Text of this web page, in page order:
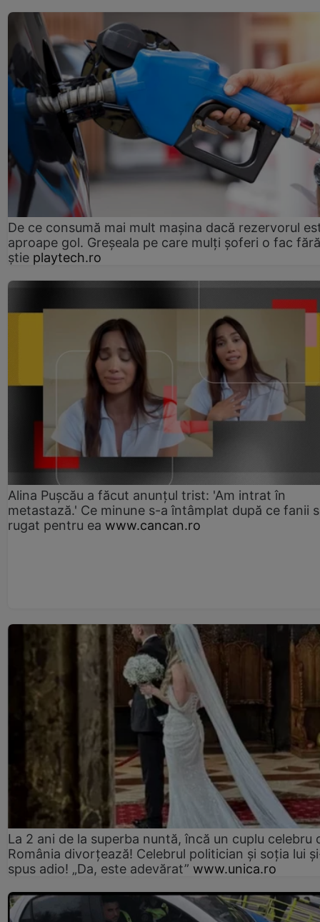
De ce consumă mai mult mașina dacă rezervorul
aproape gol. Greșeala pe care mulți șoferi o fac
știe playtech.ro
Alina Pușcău a făcut anunțul trist: 'Am intrat în
metastază.' Ce minune s-a întâmplat după ce fanii
rugat pentru ea www.cancan.ro
La 2 ani de la superba nuntă, încă un cuplu celebru
România divorțează! Celebrul politician și soția lui
spus adio! „Da, este adevărat” www.unica.ro